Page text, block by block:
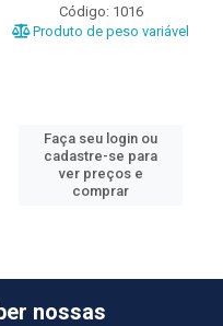
Código: 1016
Produto de peso variável
Faça seu login ou
cadastre-se para
ver preços e
comprar
nossas